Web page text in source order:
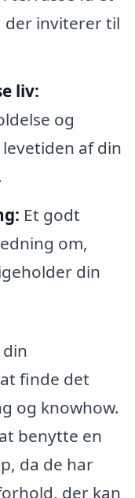
der inviterer til
liv:
og
af din
Et godt
om,
din
finde det
og knowhow.
benytte en
da de har
der kan